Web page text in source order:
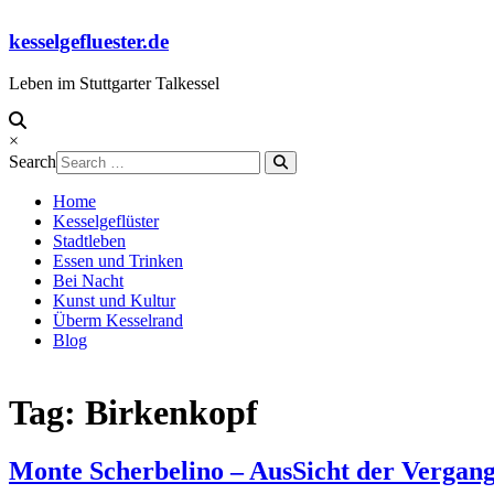
to
content
kesselgefluester.de
Leben im Stuttgarter Talkessel
×
Search
Home
Kesselgeflüster
Stadtleben
Essen und Trinken
Bei Nacht
Kunst und Kultur
Überm Kesselrand
Blog
Tag: Birkenkopf
Monte Scherbelino – AusSicht der